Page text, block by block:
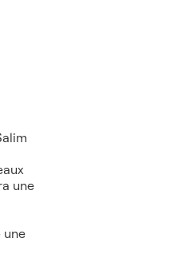
une
une